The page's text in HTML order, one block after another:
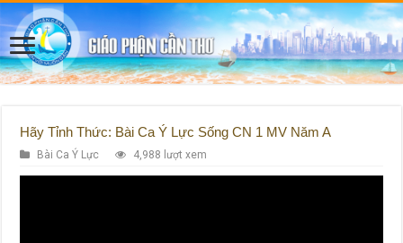
Hãy Tỉnh Thức: Bài Ca Ý Lực Sống CN 1 MV Năm A
Bài Ca Ý Lực 4,988 lượt xem